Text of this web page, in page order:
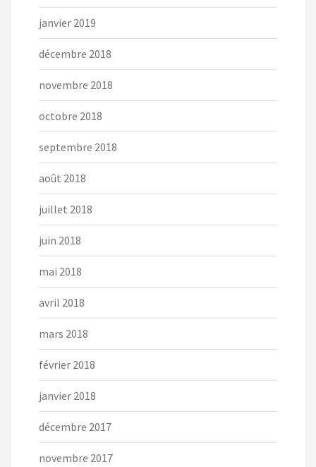
janvier 2019
décembre 2018
novembre 2018
octobre 2018
septembre 2018
août 2018
juillet 2018
juin 2018
mai 2018
avril 2018
mars 2018
février 2018
janvier 2018
décembre 2017
novembre 2017